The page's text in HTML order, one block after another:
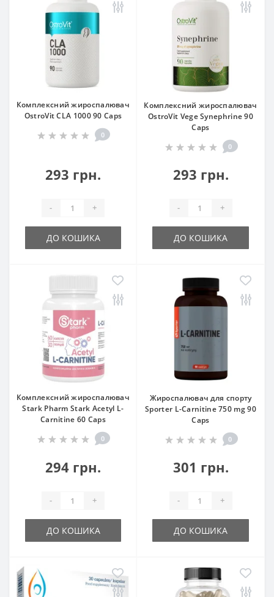
Комплексний жироспалювач
OstroVit CLA 1000 90 Caps
0
293 грн.
- +
ДО КОШИКА
Комплексний жироспалювач
OstroVit Vege Synephrine 90
Caps
0
293 грн.
- +
ДО КОШИКА
Комплексний жироспалювач
Stark Pharm Stark Acetyl L-
Carnitine 60 Caps
0
294 грн.
- +
ДО КОШИКА
Жироспалювач для спорту
Sporter L-Carnitine 750 mg 90
Caps
0
301 грн.
- +
ДО КОШИКА